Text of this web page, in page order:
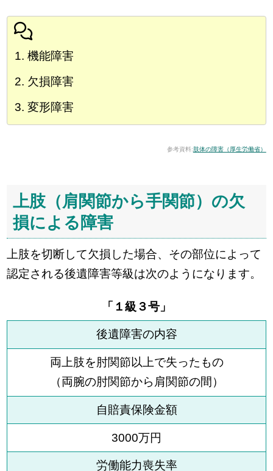
機能障害
欠損障害
変形障害
参考資料:肢体の障害（厚生労働省）
上肢（肩関節から手関節）の欠
損による障害
上肢を切断して欠損した場合、その部位によって
認定される後遺障害等級は次のようになります。
「１級３号」
後遺障害の内容
両上肢を肘関節以上で失ったもの
（両腕の肘関節から肩関節の間）
自賠責保険金額
3000万円
労働能力喪失率